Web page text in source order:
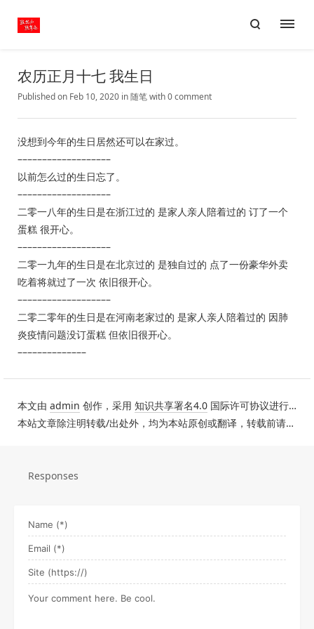
农历正月十七 我生日
Published on Feb 10, 2020 in随笔with0 comment
没想到今年的生日居然还可以在家过。
–––––––––––––––––––
以前怎么过的生日忘了。
–––––––––––––––––––
二零一八年的生日是在浙江过的 是家人亲人陪着过的 订了一个
蛋糕 很开心。
–––––––––––––––––––
二零一九年的生日是在北京过的 是独自过的 点了一份豪华外卖
吃着将就过了一次 依旧很开心。
–––––––––––––––––––
二零二零年的生日是在河南老家过的 是家人亲人陪着过的 因肺
炎疫情问题没订蛋糕 但依旧很开心。
––––––––––––––
本文由 admin 创作，采用 知识共享署名4.0 国际许可协议进行许可。
本站文章除注明转载/出处外，均为本站原创或翻译，转载前请务必署名。
Responses